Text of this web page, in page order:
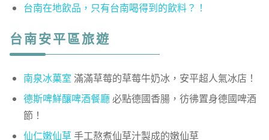
台南在地飲品，只有台南喝得到的飲料？！
台南安平區旅遊
南泉冰菓室 滿滿草莓的草莓牛奶冰，安平超人氣冰店！
德斯啤鮮釀啤酒餐廳必點德國香腸，彷彿置身德國啤酒
節！
仙仁嫩仙草手工熬煮仙草汁製成的嫩仙草